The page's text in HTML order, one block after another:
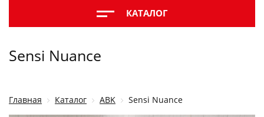
КАТАЛОГ
Sensi Nuance
Главная Каталог ABK Sensi Nuance